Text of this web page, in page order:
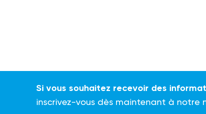
Si vous souhaitez recevoir des
inscrivez-vous dès maintenant à notre